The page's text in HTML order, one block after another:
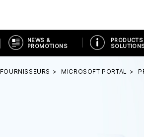
NEWS &
PROMOTIONS
FOURNISSEURS MICROSOFT PORTAL